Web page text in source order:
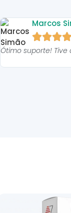
Marcos

Ótimo suporte!